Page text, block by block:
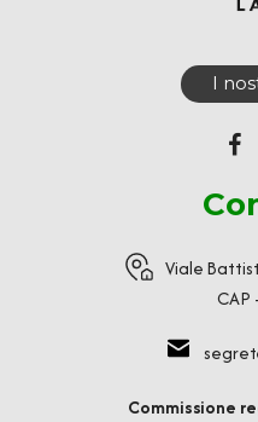
I
Viale
CAP
Commissione